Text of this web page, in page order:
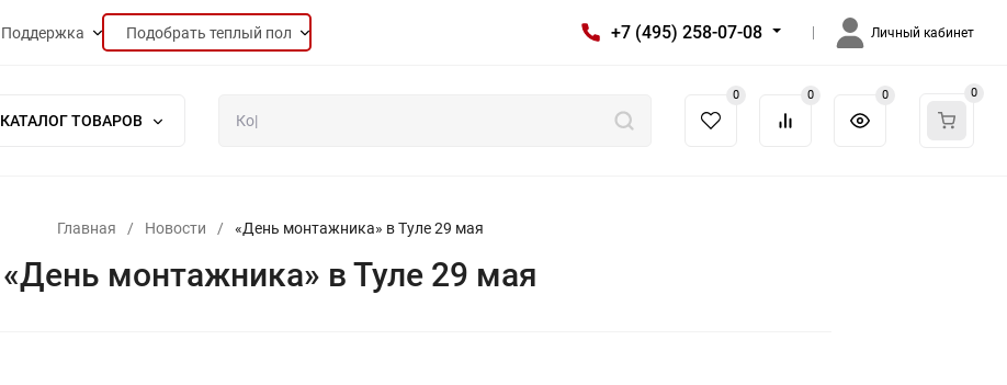
Поддержка Подобрать теплый пол +7 (495) 258-07-08 Личный кабинет
КАТАЛОГ ТОВАРОВ
0 0 0 0
Главная / Новости / «День монтажника» в Туле 29 мая
«День монтажника» в Туле 29 мая